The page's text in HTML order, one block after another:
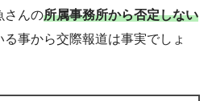
さんの所属事務所から否定しない
る事から交際報道は事実でしょ